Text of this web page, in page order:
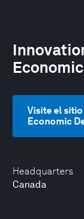
Headquarters
Canada
Visite el
Economic